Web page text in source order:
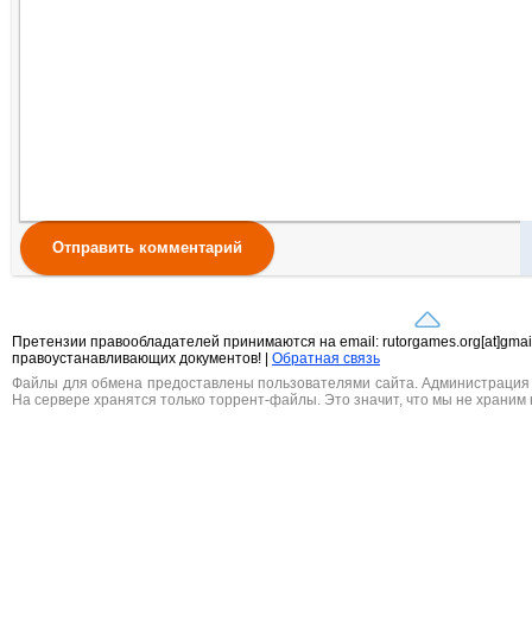
Отправить комментарий
Претензии правообладателей принимаются на email:
правоустанавливающих документов! | Обратная связь
Файлы для обмена предоставлены пользователями сайта. Администрация
На сервере хранятся только торрент-файлы. Это значит, что мы не